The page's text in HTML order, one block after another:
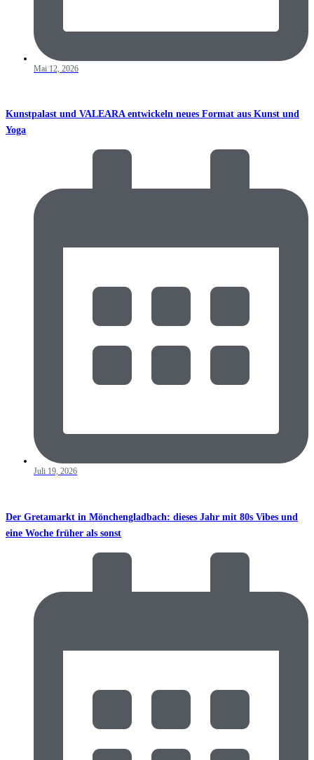
Mai 12, 2026
Kunstpalast und VALEARA entwickeln neues Format aus Kunst und
Yoga
Juli 19, 2026
Der Gretamarkt in Mönchengladbach: dieses Jahr mit 80s Vibes und
eine Woche früher als sonst